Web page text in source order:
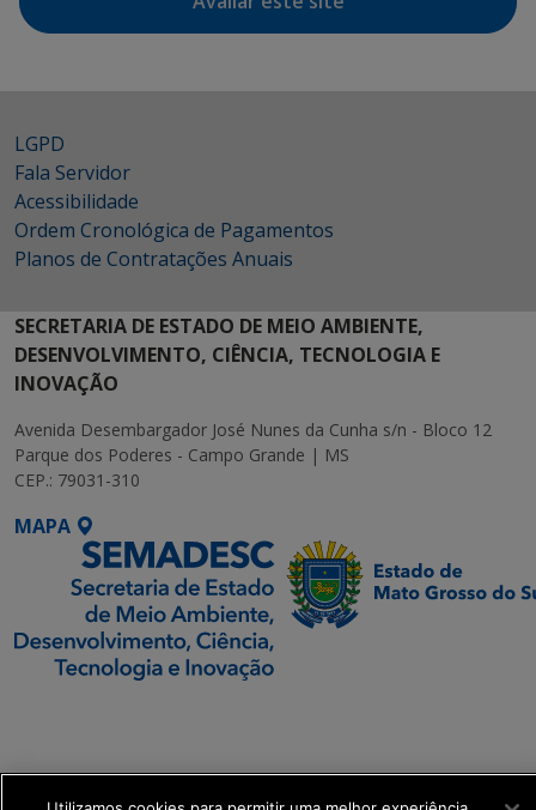
LGPD
Fala Servidor
Acessibilidade
Ordem Cronológica de Pagamentos
Planos de Contratações Anuais
SECRETARIA DE ESTADO DE MEIO AMBIENTE,
DESENVOLVIMENTO, CIÊNCIA, TECNOLOGIA E
INOVAÇÃO
Avenida Desembargador José Nunes da Cunha s/n - Bloco 12
Parque dos Poderes - Campo Grande | MS
CEP.: 79031-310
MAPA
Transformação Digital